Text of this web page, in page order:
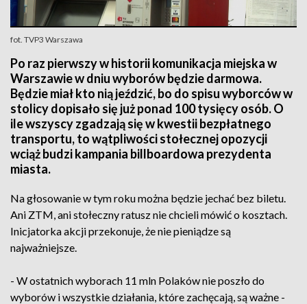
fot. TVP3 Warszawa
Po raz pierwszy w historii komunikacja miejska w
Warszawie w dniu wyborów będzie darmowa.
Będzie miał kto nią jeździć, bo do spisu wyborców w
stolicy dopisało się już ponad 100 tysięcy osób. O
ile wszyscy zgadzają się w kwestii bezpłatnego
transportu, to wątpliwości stołecznej opozycji
wciąż budzi kampania billboardowa prezydenta
miasta.
Na głosowanie w tym roku można będzie jechać bez biletu.
Ani ZTM, ani stołeczny ratusz nie chcieli mówić o kosztach.
Inicjatorka akcji przekonuje, że nie pieniądze są
najważniejsze.
- W ostatnich wyborach 11 mln Polaków nie poszło do
wyborów i wszystkie działania, które zachęcają, są ważne -